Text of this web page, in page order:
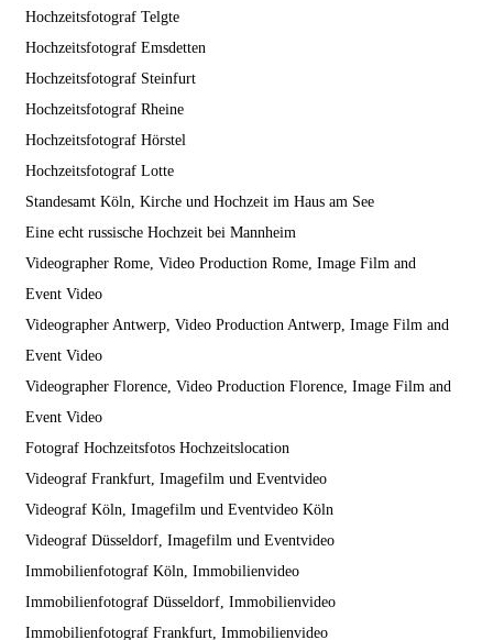
Hochzeitsfotograf Telgte
Hochzeitsfotograf Emsdetten
Hochzeitsfotograf Steinfurt
Hochzeitsfotograf Rheine
Hochzeitsfotograf Hörstel
Hochzeitsfotograf Lotte
Standesamt Köln, Kirche und Hochzeit im Haus am See
Eine echt russische Hochzeit bei Mannheim
Videographer Rome, Video Production Rome, Image Film and
Event Video
Videographer Antwerp, Video Production Antwerp, Image Film and
Event Video
Videographer Florence, Video Production Florence, Image Film and
Event Video
Fotograf Hochzeitsfotos Hochzeitslocation
Videograf Frankfurt, Imagefilm und Eventvideo
Videograf Köln, Imagefilm und Eventvideo Köln
Videograf Düsseldorf, Imagefilm und Eventvideo
Immobilienfotograf Köln, Immobilienvideo
Immobilienfotograf Düsseldorf, Immobilienvideo
Immobilienfotograf Frankfurt, Immobilienvideo